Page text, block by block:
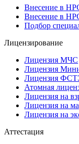
Внесение в
Внесение в
Подбор
Лицензирование
Лицензия МЧС
Лицензия
Лицензия
Атомная
Лицензия на
Лицензия на
Лицензия на
Аттестация